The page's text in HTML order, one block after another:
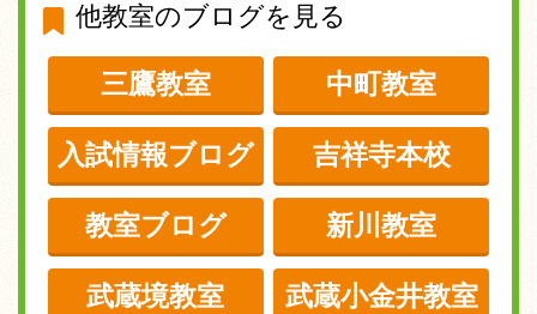
他教室のブログを見る
三鷹教室 中町教室
入試情報ブログ 吉祥寺本校
教室ブログ 新川教室
武蔵境教室 武蔵小金井教室